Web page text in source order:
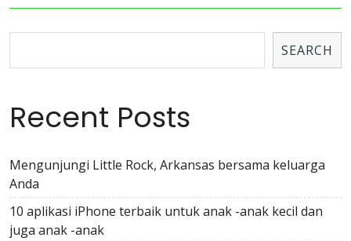
SEARCH
Recent Posts
Mengunjungi Little Rock, Arkansas bersama keluarga
Anda
10 aplikasi iPhone terbaik untuk anak -anak kecil dan
juga anak -anak